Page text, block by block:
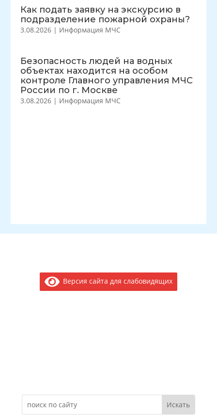
Как подать заявку на экскурсию в
подразделение пожарной охраны?
3.08.2026 | Информация МЧС
Безопасность людей на водных
объектах находится на особом
контроле Главного управления МЧС
России по г. Москве
3.08.2026 | Информация МЧС
Версия сайта для слабовидящих